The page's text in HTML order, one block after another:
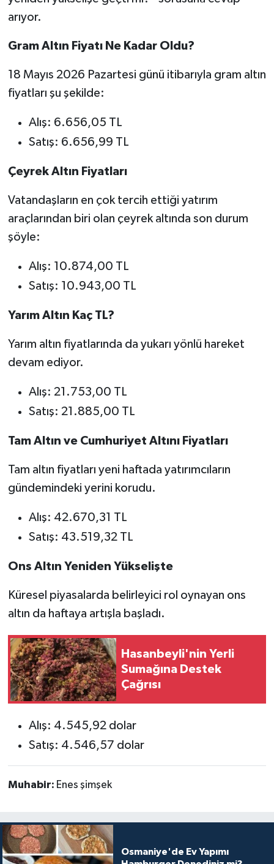
arıyor.
Gram Altın Fiyatı Ne Kadar Oldu?
18 Mayıs 2026 Pazartesi günü itibarıyla gram altın
fiyatları şu şekilde:
Alış: 6.656,05 TL
Satış: 6.656,99 TL
Çeyrek Altın Fiyatları
Vatandaşların en çok tercih ettiği yatırım
araçlarından biri olan çeyrek altında son durum
şöyle:
Alış: 10.874,00 TL
Satış: 10.943,00 TL
Yarım Altın Kaç TL?
Yarım altın fiyatlarında da yukarı yönlü hareket
devam ediyor.
Alış: 21.753,00 TL
Satış: 21.885,00 TL
Tam Altın ve Cumhuriyet Altını Fiyatları
Tam altın fiyatları yeni haftada yatırımcıların
gündemindeki yerini korudu.
Alış: 42.670,31 TL
Satış: 43.519,32 TL
Ons Altın Yeniden Yükselişte
Küresel piyasalarda belirleyici rol oynayan ons
altın da haftaya artışla başladı.
Hasanbeyli'nin Yerli
Sumağına Destek
Çağrısı
Alış: 4.545,92 dolar
Satış: 4.546,57 dolar
Muhabir: Enes şimşek
Osmaniye'de Ev Yapımı